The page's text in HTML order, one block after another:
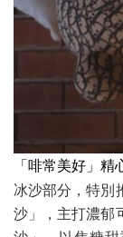
「啡常美好」
冰沙部分，特別
沙」，主打濃郁